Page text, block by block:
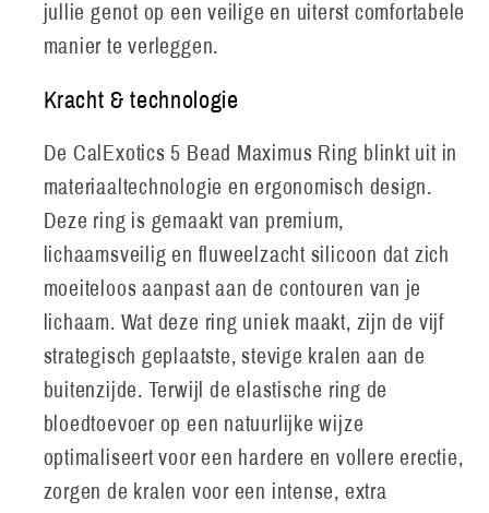
jullie genot op een veilige en uiterst comfortabele
manier te verleggen.
Kracht & technologie
De CalExotics 5 Bead Maximus Ring blinkt uit in
materiaaltechnologie en ergonomisch design.
Deze ring is gemaakt van premium,
lichaamsveilig en fluweelzacht silicoon dat zich
moeiteloos aanpast aan de contouren van je
lichaam. Wat deze ring uniek maakt, zijn de vijf
strategisch geplaatste, stevige kralen aan de
buitenzijde. Terwijl de elastische ring de
bloedtoevoer op een natuurlijke wijze
optimaliseert voor een hardere en vollere erectie,
zorgen de kralen voor een intense, extra